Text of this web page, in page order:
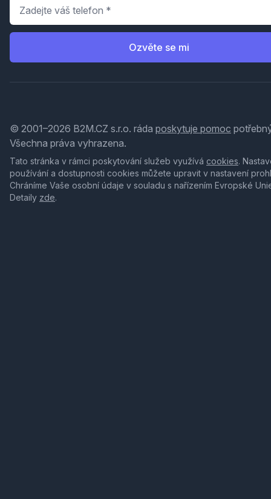
Telefon
Ozvěte se mi
© 2001–2026 B2M.CZ s.r.o. ráda poskytuje pomoc
Všechna práva vyhrazena.
Tato stránka v rámci poskytování služeb využívá cookies.
používání a dostupnosti cookies můžete upravit v nastavení
Chráníme Vaše osobní údaje v souladu s nařízením Evropské
Detaily zde.